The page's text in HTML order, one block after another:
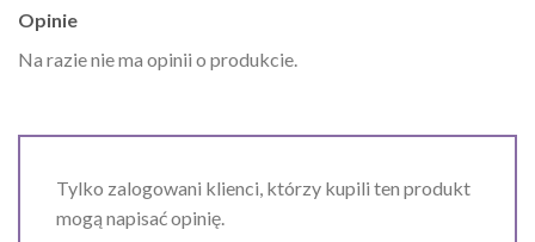
Opinie
Na razie nie ma opinii o produkcie.
Tylko zalogowani klienci, którzy kupili ten produkt
mogą napisać opinię.